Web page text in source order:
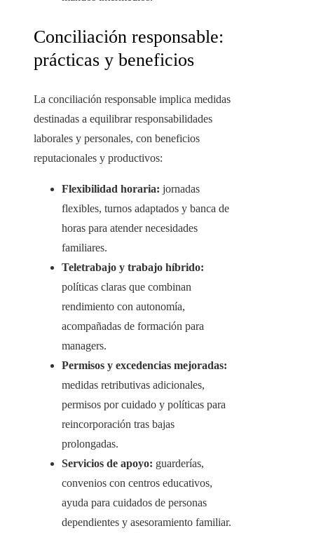
Conciliación responsable:
prácticas y beneficios
La conciliación responsable implica medidas
destinadas a equilibrar responsabilidades
laborales y personales, con beneficios
reputacionales y productivos:
Flexibilidad horaria: jornadas
flexibles, turnos adaptados y banca de
horas para atender necesidades
familiares.
Teletrabajo y trabajo híbrido:
políticas claras que combinan
rendimiento con autonomía,
acompañadas de formación para
managers.
Permisos y excedencias mejoradas:
medidas retributivas adicionales,
permisos por cuidado y políticas para
reincorporación tras bajas
prolongadas.
Servicios de apoyo: guarderías,
convenios con centros educativos,
ayuda para cuidados de personas
dependientes y asesoramiento familiar.